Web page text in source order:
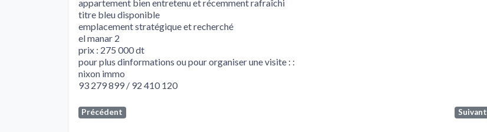
appartement bien entretenu et récemment rafraîchi
titre bleu disponible
emplacement stratégique et recherché
el manar 2
prix : 275 000 dt
pour plus dinformations ou pour organiser une visite : :
nixon immo
93 279 899 / 92 410 120
Précédent Suivant